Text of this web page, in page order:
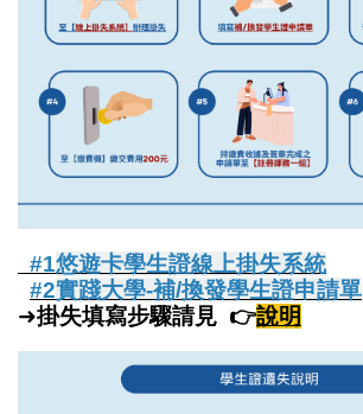
#1悠遊卡學生證線上掛失系統
#2實踐大學‐補/換發學生證申請單
➜掛失填寫步驟請見 👉說明